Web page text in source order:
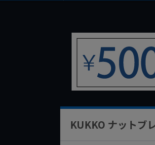
KUKKO ナットブ